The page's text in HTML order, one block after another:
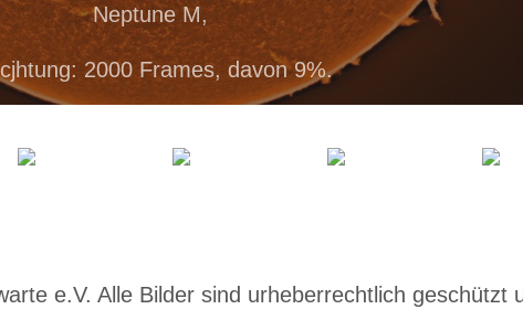
Neptune M,
2000 Frames, davon 9%.
e.V. Alle Bilder sind urheberrechtlich geschützt